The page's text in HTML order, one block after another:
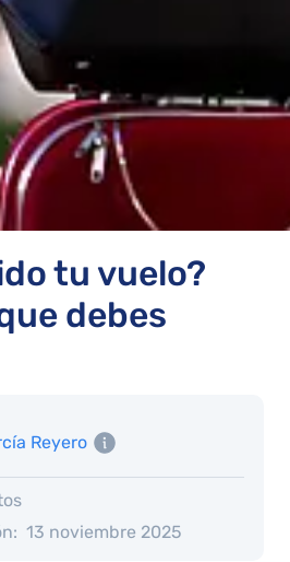
tu vuelo?
debes
Reyero
13 noviembre 2025